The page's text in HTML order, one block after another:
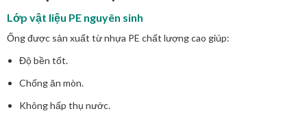
Lớp vật liệu PE nguyên sinh
Ống được sản xuất từ nhựa PE chất lượng cao giúp:
Độ bền tốt.
Chống ăn mòn.
Không hấp thụ nước.